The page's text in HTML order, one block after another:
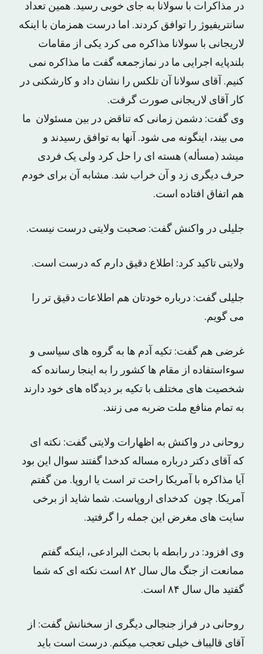
در مذاکرات با سولانا به جای خوبی رسید. همین تعداد
سانتریفیوژ را توافق کردند. اما درست همزمان با اینکه
لاریجانی با سولانا مذاکره می کرد یکی از مقامات
بلندپایه اجرایی ما در نمازجمعه گفت ما مذاکره نمی
کنیم. آقای سولانا آن تلکس را نشان داد و کارشکنی در
کار آقای لاریجانی صورت گرفت.
وی گفت: دشمن زمانی که تناقض در بین مسئولان ما
می بیند، اینگونه می شود. آنها به توافق رسیدند و
میشد (مسأله) هسته ای را حل کرد ولی یک فردی
حرف دیگری زد و آن خراب شد. مشابه آن برای خودم
هم اتفاق افتاده است.
جلیلی در واکنش گفت: صحبت ولایتی درست نیست.
ولایتی تاکید کرد: اطلاع دقیق دارم که درست است.
جلیلی گفت: درباره خودتان هم اطلاعات دقیق تر را
می گویم.
غرضی هم گفت: تکیه آدم ها به گروه های سیاسی و
سوءاستفاده از مقام ها کشور را به اینجا رسانده که
شخصیت های مختلف با تکیه بر دیدگاه های خود دارند
به تمام منافع ملت ضربه می زنند.
روحانی در واکنش به اظهارات ولایتی گفت: نکته ای
که آقای دکتر درباره مساله کدخدا گفتند سوال این بود
آیا مذاکره با آمریکا راحت تر است یا اروپا. من گفتم
آمریکا. چون کدخدای اروپاست. شما شاید از برخی
سایت های مغرض این جمله را گرفتید.
وی افزود: در رابطه با بحث البرادعی، اینکه گفتم
ممانعت از جنگ مال سال ۸۲ است نکته ای که شما
گفتید مال سال ۸۴ است.
روحانی در فراز جنجالی دیگری از سخنانش گفت: از
آقای قالیباف خیلی تعجب میکنم. درست است باید